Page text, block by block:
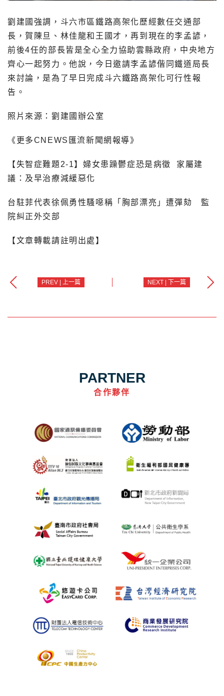
劉建國強調，斗六市區鐵路高架化歷經數任交通部
長，賀陳旦、林佳龍和王國才，再到現在的李孟諺，
前後4任的部長皆是全心全力協助雲縣政府，中央地方
齊心一起努力。他說，今日邀請李孟諺偕同鐵道局長
來討論，是為了早日完成斗六鐵路高架化可行性報
告。
照片來源：劉建國辦公室
《更多CNEWS匯流新聞網報導》
【失智症難題2-1】婦女患躁鬱症恐是病徵 家屬建
議：及早治療減緩惡化
台駐菲代表徐佩勇性騷噁稱「胸部漂亮」遭彈劾 監
院糾正外交部
【文章轉載請註明出處】
PREV | 上一篇 NEXT | 下一篇
PARTNER
合作夥伴